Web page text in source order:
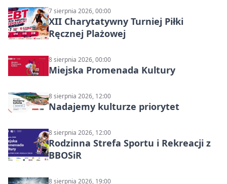
7 sierpnia 2026, 00:00
XII Charytatywny Turniej Piłki
Ręcznej Plażowej
8 sierpnia 2026, 00:00
Miejska Promenada Kultury
8 sierpnia 2026, 12:00
Nadajemy kulturze priorytet
8 sierpnia 2026, 12:00
Rodzinna Strefa Sportu i Rekreacji z
BBOSiR
8 sierpnia 2026, 19:00